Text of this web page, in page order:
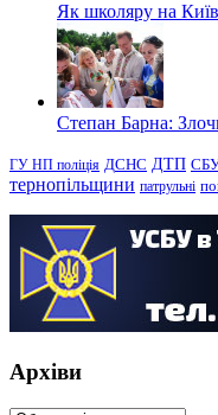
Як школяру на
Степан Барна:
ГУ НП поліція ДСНС ДТП
тернопільщини патрульні
Архіви